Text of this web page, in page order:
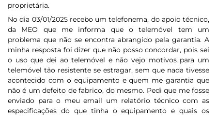
proprietária.
No dia 03/01/2025 recebo um telefonema, do apoio técnico,
da MEO que me informa que o telemóvel tem um
problema que não se encontra abrangido pela garantia. A
minha resposta foi dizer que não posso concordar, pois sei
o uso que dei ao telemóvel e não vejo motivos para um
telemóvel tão resistente se estragar, sem que nada tivesse
acontecido com o equipamento e quem me garantia que
não é um defeito de fabrico, do mesmo. Pedi que me fosse
enviado para o meu email um relatório técnico com as
especificações do que tinha o equipamento e quais os